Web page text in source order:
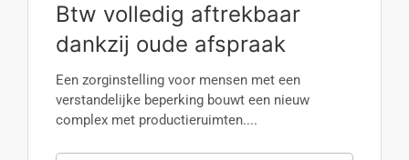
Btw volledig aftrekbaar
dankzij oude afspraak
Een zorginstelling voor mensen met een
verstandelijke beperking bouwt een nieuw
complex met productieruimten....